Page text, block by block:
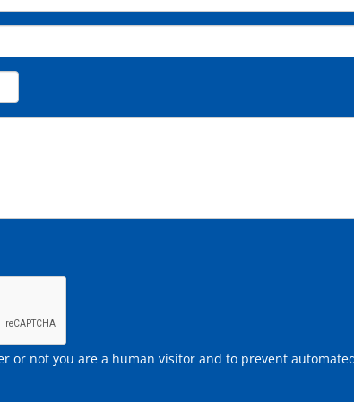
or not you are a human visitor and to prevent